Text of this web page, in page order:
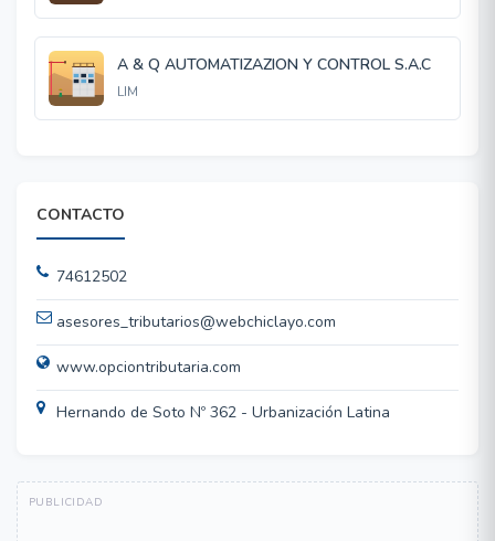
A & Q AUTOMATIZAZION Y CONTROL S.A.C
LIM
CONTACTO
74612502
asesores_tributarios@webchiclayo.com
www.opciontributaria.com
Hernando de Soto Nº 362 - Urbanización Latina